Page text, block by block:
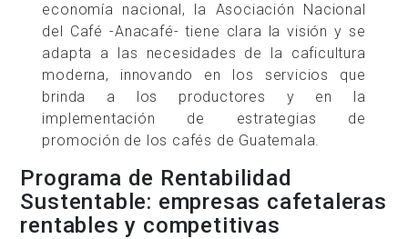
economía nacional, la Asociación Nacional
del Café -Anacafé- tiene clara la visión y se
adapta a las necesidades de la caficultura
moderna, innovando en los servicios que
brinda a los productores y en la
implementación de estrategias de
promoción de los cafés de Guatemala.
Programa de Rentabilidad
Sustentable: empresas cafetaleras
rentables y competitivas